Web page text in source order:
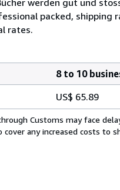
packed,
rates.
8 to 10
US$ 65.89
Customs may face
any increased costs to